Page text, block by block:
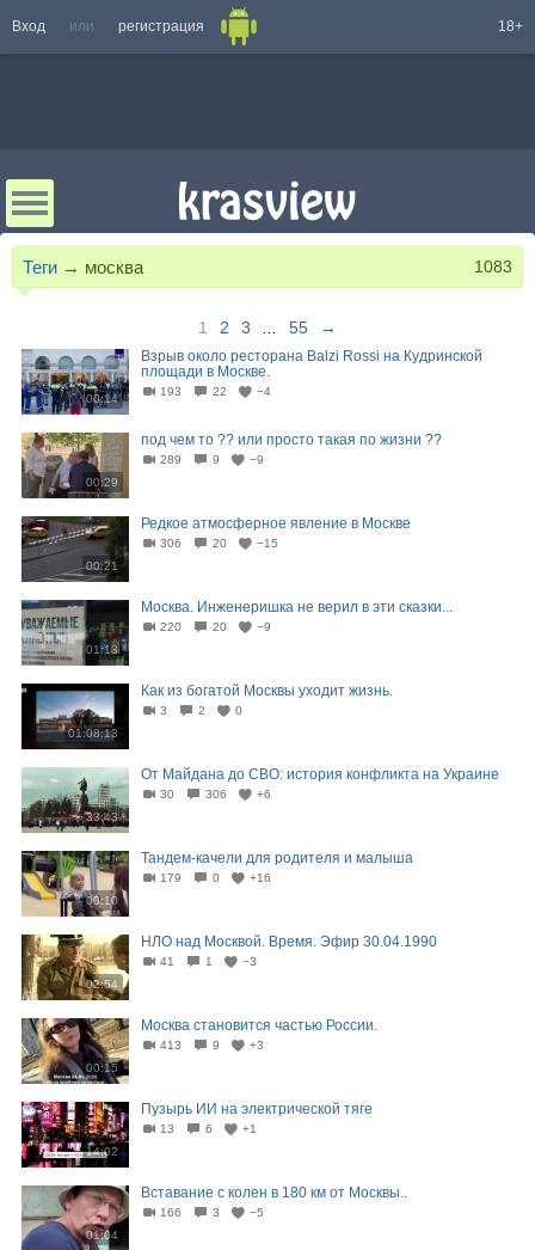
Вход или регистрация 18+
Теги → москва 1083
1 2 3 55 →
00:14
Взрыв около ресторана Balzi Rossi на Кудринской
площади в Москве.
193 22 −4
00:29
под чем то ?? или просто такая по жизни ??
289 9 −9
00:21
Редкое атмосферное явление в Москве
306 20 −15
01:13
Москва. Инженеришка не верил в эти сказки...
220 20 −9
01:08:13
Как из богатой Москвы уходит жизнь.
3 2 0
33:43
От Майдана до СВО: история конфликта на Украине
30 306 +6
00:10
Тандем-качели для родителя и малыша
179 0 +16
02:54
НЛО над Москвой. Время. Эфир 30.04.1990
41 1 −3
00:15
Москва становится частью России.
413 9 +3
14:02
Пузырь ИИ на электрической тяге
13 6 +1
01:04
Вставание с колен в 180 км от Москвы..
166 3 −5